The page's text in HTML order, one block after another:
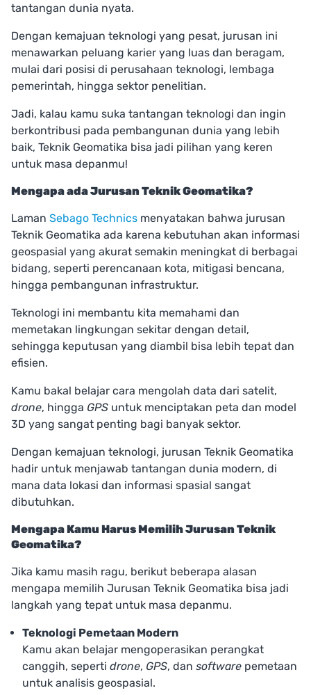
tantangan dunia nyata.
Dengan kemajuan teknologi yang pesat, jurusan ini
menawarkan peluang karier yang luas dan beragam,
mulai dari posisi di perusahaan teknologi, lembaga
pemerintah, hingga sektor penelitian.
Jadi, kalau kamu suka tantangan teknologi dan ingin
berkontribusi pada pembangunan dunia yang lebih
baik, Teknik Geomatika bisa jadi pilihan yang keren
untuk masa depanmu!
Mengapa ada Jurusan Teknik Geomatika?
Laman Sebago Technics menyatakan bahwa jurusan
Teknik Geomatika ada karena kebutuhan akan informasi
geospasial yang akurat semakin meningkat di berbagai
bidang, seperti perencanaan kota, mitigasi bencana,
hingga pembangunan infrastruktur.
Teknologi ini membantu kita memahami dan
memetakan lingkungan sekitar dengan detail,
sehingga keputusan yang diambil bisa lebih tepat dan
efisien.
Kamu bakal belajar cara mengolah data dari satelit,
drone, hingga GPS untuk menciptakan peta dan model
3D yang sangat penting bagi banyak sektor.
Dengan kemajuan teknologi, jurusan Teknik Geomatika
hadir untuk menjawab tantangan dunia modern, di
mana data lokasi dan informasi spasial sangat
dibutuhkan.
Mengapa Kamu Harus Memilih Jurusan Teknik
Geomatika?
Jika kamu masih ragu, berikut beberapa alasan
mengapa memilih Jurusan Teknik Geomatika bisa jadi
langkah yang tepat untuk masa depanmu.
Teknologi Pemetaan Modern
Kamu akan belajar mengoperasikan perangkat
canggih, seperti drone, GPS, dan software pemetaan
untuk analisis geospasial.